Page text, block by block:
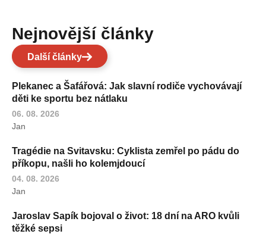
Nejnovější články
Další články
Plekanec a Šafářová: Jak slavní rodiče vychovávají
děti ke sportu bez nátlaku
06. 08. 2026
Jan
Tragédie na Svitavsku: Cyklista zemřel po pádu do
příkopu, našli ho kolemjdoucí
04. 08. 2026
Jan
Jaroslav Sapík bojoval o život: 18 dní na ARO kvůli
těžké sepsi